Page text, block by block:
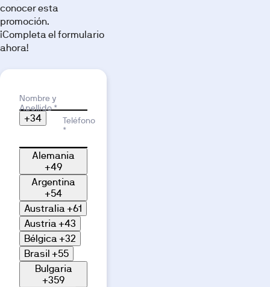
conocer esta
promoción.
¡Completa el formulario
ahora!
Nombre y
Apellido *
+34
Alemania
+49
Argentina
+54
Australia+61
Austria+43
Bélgica+32
Brasil +55
Bulgaria
+359
Teléfono
*
Motivo de interés